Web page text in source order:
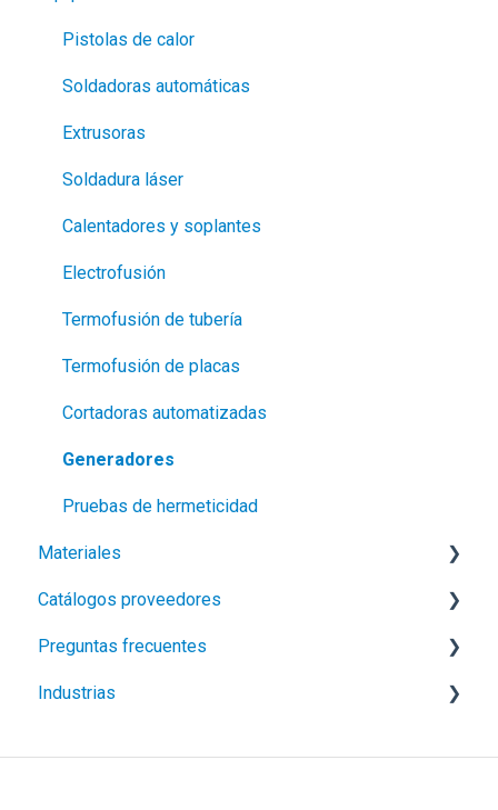
Pistolas de calor
Soldadoras automáticas
Extrusoras
Soldadura láser
Calentadores y soplantes
Electrofusión
Termofusión de tubería
Termofusión de placas
Cortadoras automatizadas
Generadores
Pruebas de hermeticidad
Materiales
Geomembranas
Geosintéticos
Geomallas
Catálogos proveedores
LEISTER
SATTLER
Preguntas frecuentes
Logísticos
Industrias